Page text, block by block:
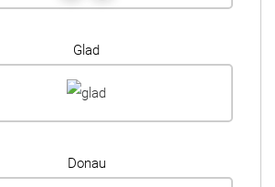
Glad
Donau